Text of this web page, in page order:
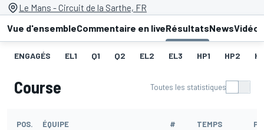
Le Mans - Circuit de la Sarthe, FR
Vue d'ensembleCommentaire en liveRésultatsNewsVidéos
ENGAGÉS EL1 Q1 Q2 EL2 EL3 HP1 HP2
Course Toutes les statistiques
POS. ÉQUIPE # TEMPS